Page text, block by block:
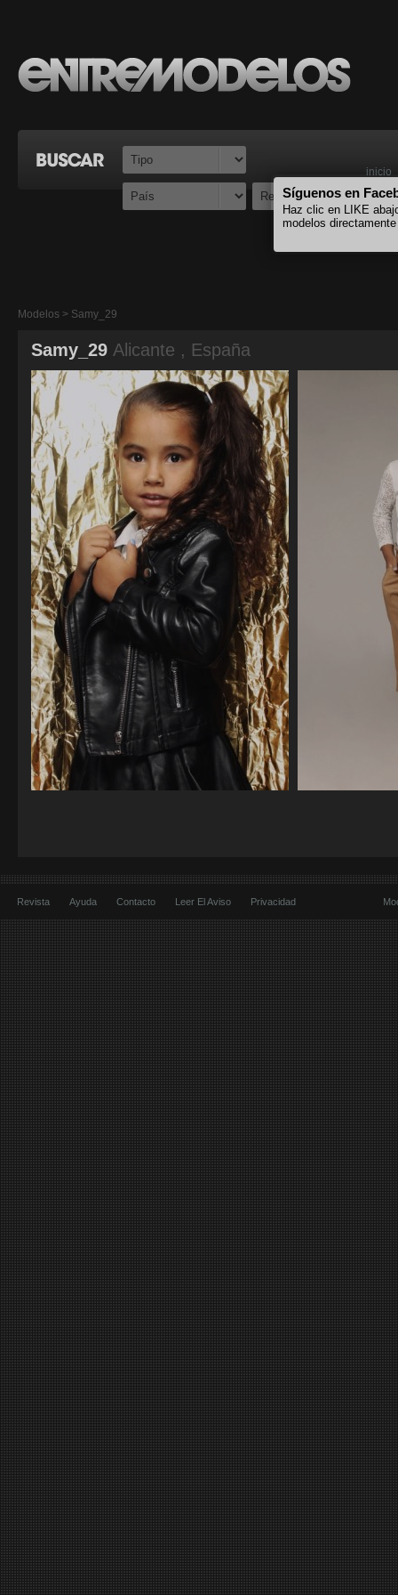
inicio
Modelos > Samy_29
Samy_29 Alicante , España
Revista Ayuda Contacto Leer El Aviso Privacidad
Síguenos en
Haz clic en LIKE
modelos